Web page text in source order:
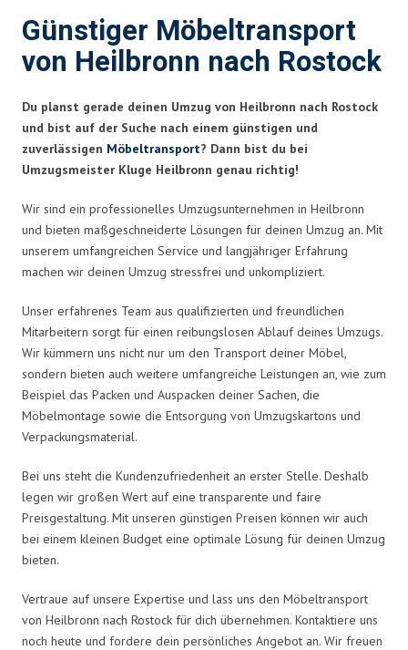
Günstiger Möbeltransport
von Heilbronn nach Rostock
Du planst gerade deinen Umzug von Heilbronn nach Rostock
und bist auf der Suche nach einem günstigen und
zuverlässigen Möbeltransport? Dann bist du bei
Umzugsmeister Kluge Heilbronn genau richtig!
Wir sind ein professionelles Umzugsunternehmen in Heilbronn
und bieten maßgeschneiderte Lösungen für deinen Umzug an. Mit
unserem umfangreichen Service und langjähriger Erfahrung
machen wir deinen Umzug stressfrei und unkompliziert.
Unser erfahrenes Team aus qualifizierten und freundlichen
Mitarbeitern sorgt für einen reibungslosen Ablauf deines Umzugs.
Wir kümmern uns nicht nur um den Transport deiner Möbel,
sondern bieten auch weitere umfangreiche Leistungen an, wie zum
Beispiel das Packen und Auspacken deiner Sachen, die
Möbelmontage sowie die Entsorgung von Umzugskartons und
Verpackungsmaterial.
Bei uns steht die Kundenzufriedenheit an erster Stelle. Deshalb
legen wir großen Wert auf eine transparente und faire
Preisgestaltung. Mit unseren günstigen Preisen können wir auch
bei einem kleinen Budget eine optimale Lösung für deinen Umzug
bieten.
Vertraue auf unsere Expertise und lass uns den Möbeltransport
von Heilbronn nach Rostock für dich übernehmen. Kontaktiere uns
noch heute und fordere dein persönliches Angebot an. Wir freuen